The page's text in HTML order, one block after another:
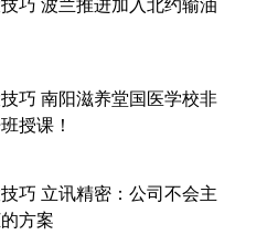
巧 南阳滋养堂国医学校非
授课！
巧 立讯精密：公司不会主
方案